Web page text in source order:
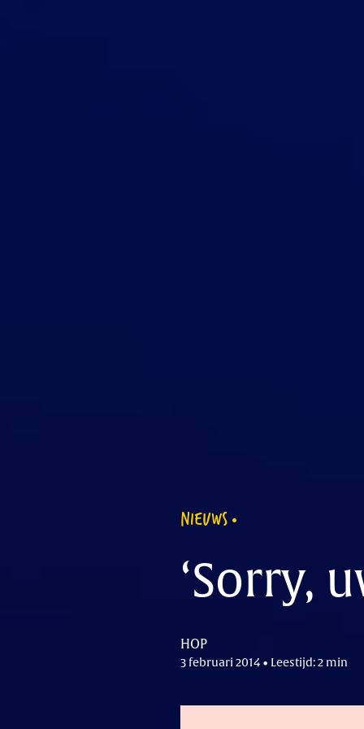
NIEUWS
‘Sorry,
HOP
3 februari 2014 • Leestijd: 2 min